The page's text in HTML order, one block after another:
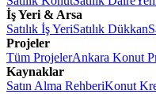
İş Yeri & Arsa
Satılık İş YeriSatılık Dükkan
Projeler
Tüm ProjelerAnkara Konut
Kaynaklar
Satın Alma RehberiKonut